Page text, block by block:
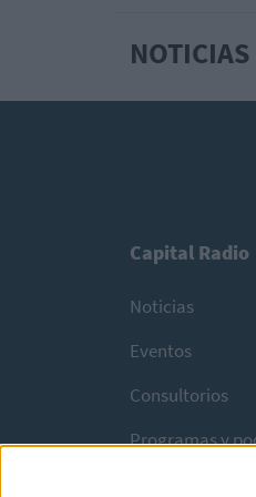
Capital Radio
Noticias
Eventos
Consultorios
Programas y